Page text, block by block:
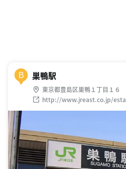
B 巣鴨駅
東京都豊島区巣鴨１丁目１６
http://www.jreast.co.jp/